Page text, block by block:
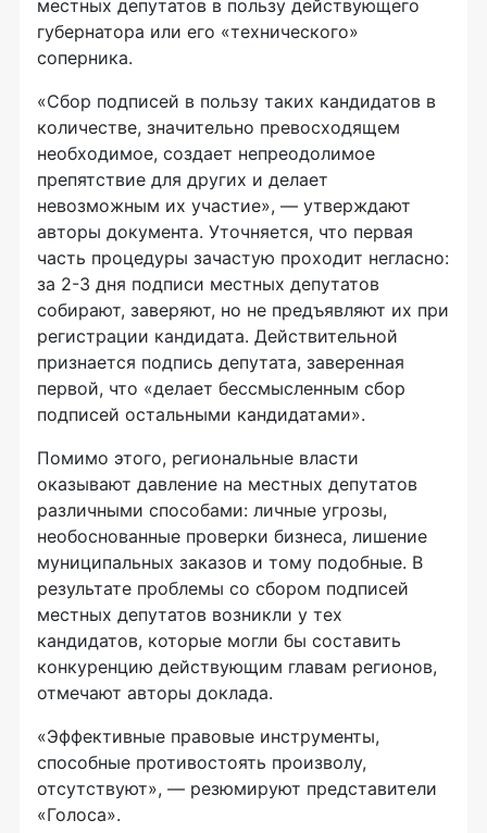
местных депутатов в пользу действующего
губернатора или его «технического»
соперника.
«Сбор подписей в пользу таких кандидатов в
количестве, значительно превосходящем
необходимое, создает непреодолимое
препятствие для других и делает
невозможным их участие», — утверждают
авторы документа. Уточняется, что первая
часть процедуры зачастую проходит негласно:
за 2-3 дня подписи местных депутатов
собирают, заверяют, но не предъявляют их при
регистрации кандидата. Действительной
признается подпись депутата, заверенная
первой, что «делает бессмысленным сбор
подписей остальными кандидатами».
Помимо этого, региональные власти
оказывают давление на местных депутатов
различными способами: личные угрозы,
необоснованные проверки бизнеса, лишение
муниципальных заказов и тому подобные. В
результате проблемы со сбором подписей
местных депутатов возникли у тех
кандидатов, которые могли бы составить
конкуренцию действующим главам регионов,
отмечают авторы доклада.
«Эффективные правовые инструменты,
способные противостоять произволу,
отсутствуют», — резюмируют представители
«Голоса».